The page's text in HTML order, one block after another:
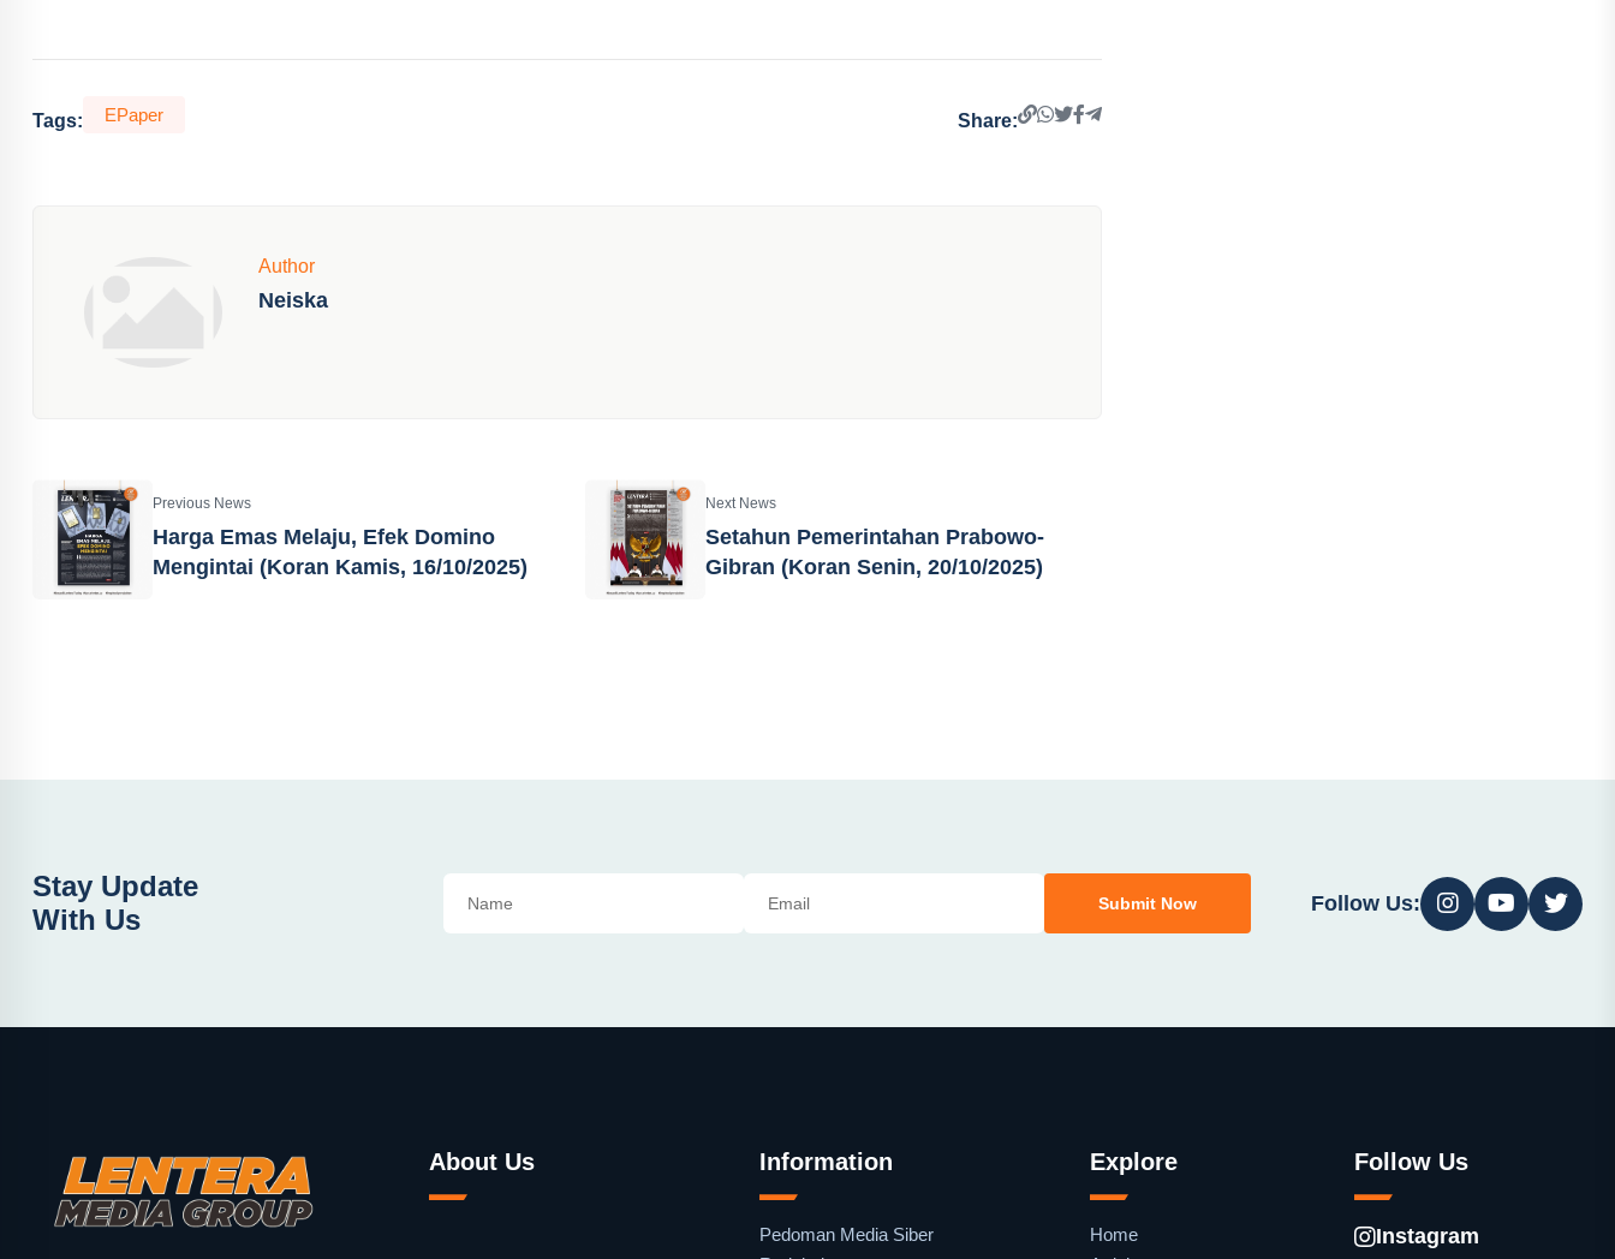
Tags: EPaper Share:
Author
Neiska
Previous News
Harga Emas Melaju, Efek Domino
Mengintai (Koran Kamis, 16/10/2025)
Next News
Setahun Pemerintahan Prabowo-
Gibran (Koran Senin, 20/10/2025)
Stay Update
With Us
Submit Now Follow Us:
About Us Information
Pedoman Media Siber
Explore
Home
Follow Us
Instagram